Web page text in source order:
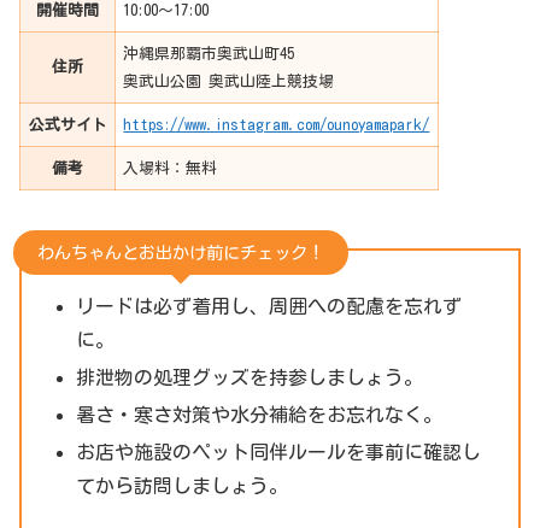
開催時間 10:00〜17:00
住所
沖縄県那覇市奥武山町45
奥武山公園 奥武山陸上競技場
公式サイト https://www.instagram.com/ounoyamapark/
備考 入場料：無料
わんちゃんとお出かけ前にチェック！
リードは必ず着用し、周囲への配慮を忘れず
に。
排泄物の処理グッズを持参しましょう。
暑さ・寒さ対策や水分補給をお忘れなく。
お店や施設のペット同伴ルールを事前に確認し
てから訪問しましょう。